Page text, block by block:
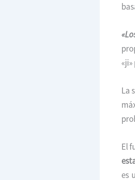
La
El
es